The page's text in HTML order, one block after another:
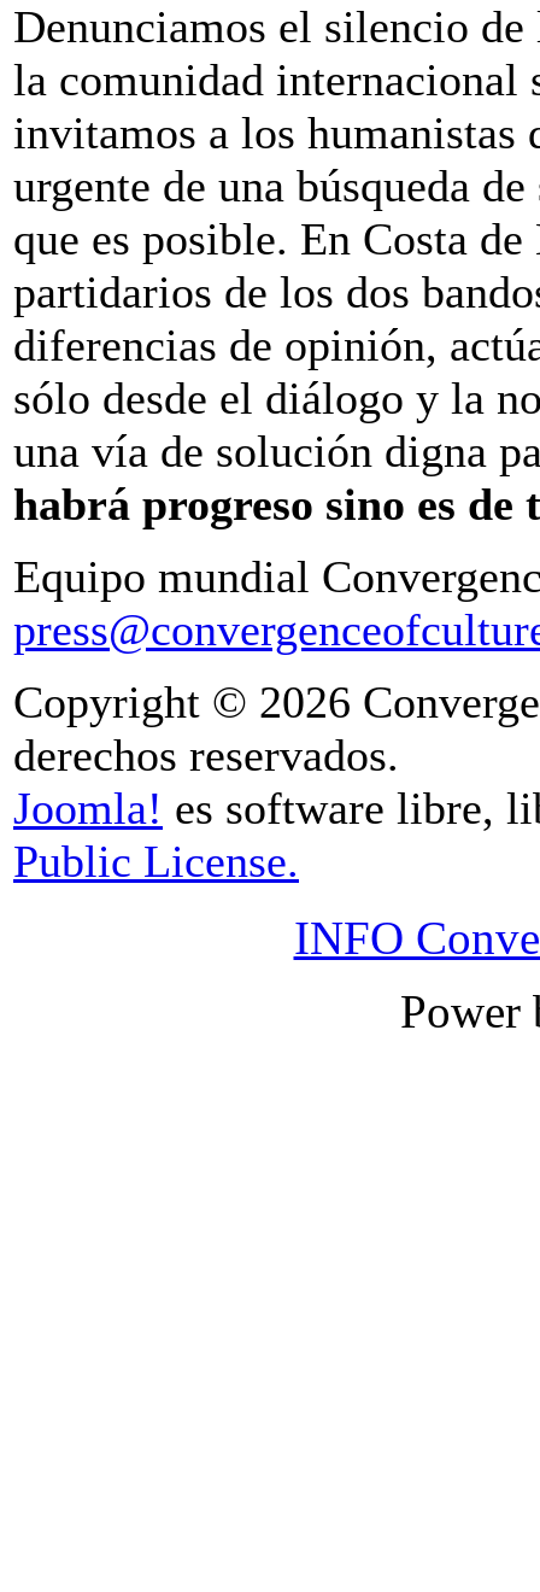
Denunciamos el silencio
la comunidad internacional
invitamos a los
urgente de una búsqueda
que es posible. En Costa
partidarios de los dos
diferencias de opinión,
sólo desde el diálogo y la
una vía de solución digna
habrá progreso sino es de
Equipo mundial
Copyright © 2026
derechos reservados.
Joomla! es software libre,
Public License.
INFO